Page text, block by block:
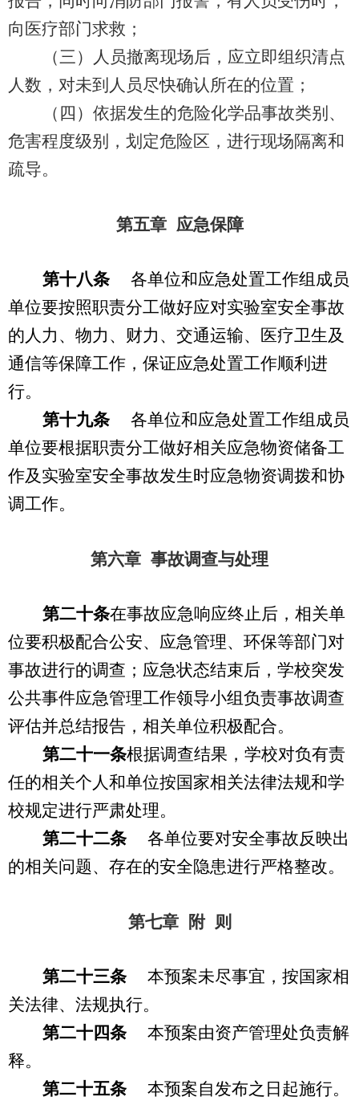
向医疗部门求救；
（三）人员撤离现场后，应立即组织清点
人数，对未到人员尽快确认所在的位置；
（四）依据发生的危险化学品事故类别、
危害程度级别，划定危险区，进行现场隔离和
疏导。
第五章 应急保障
第十八条各单位和应急处置工作组成员
单位要按照职责分工做好应对实验室安全事故
的人力、物力、财力、交通运输、医疗卫生及
通信等保障工作，保证应急处置工作顺利进
行。
第十九条各单位和应急处置工作组成员
单位要根据职责分工做好相关应急物资储备工
作及实验室安全事故发生时应急物资调拨和协
调工作。
第六章 事故调查与处理
第二十条在事故应急响应终止后，相关单
位要积极配合公安、应急管理、环保等部门对
事故进行的调查；应急状态结束后，学校突发
公共事件应急管理工作领导小组负责事故调查
评估并总结报告，相关单位积极配合。
第二十一条根据调查结果，学校对负有责
任的相关个人和单位按国家相关法律法规和学
校规定进行严肃处理。
第二十二条各单位要对安全事故反映出
的相关问题、存在的安全隐患进行严格整改。
第七章 附 则
第二十三条本预案未尽事宜，按国家相
关法律、法规执行。
第二十四条本预案由资产管理处负责解
释。
第二十五条
本预案自发布之日起施行。